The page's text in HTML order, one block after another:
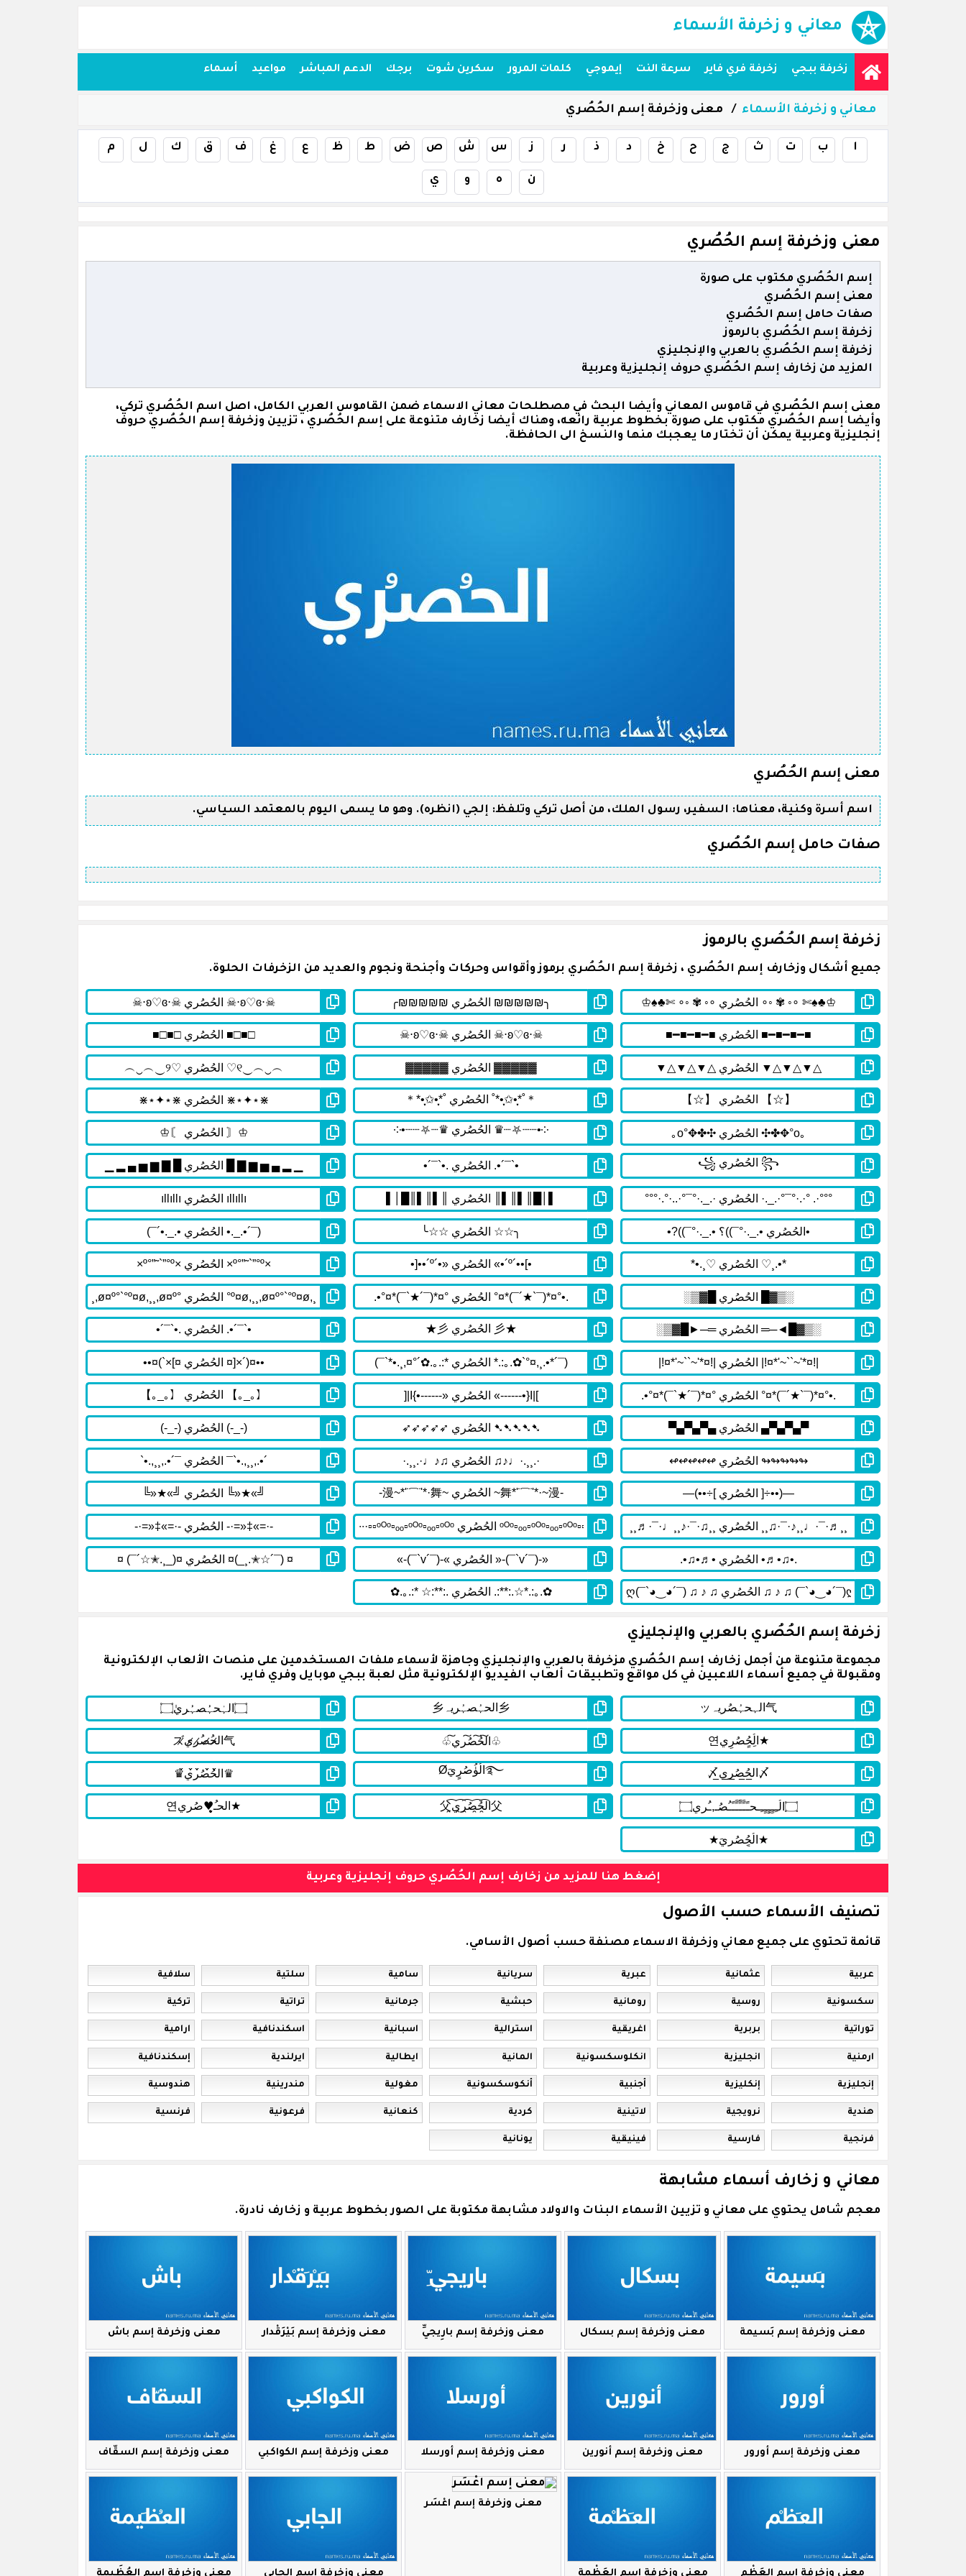
معاني و زخرفة الأسماء
زخرفة ببجي زخرفة فري فاير سرعة النت إيموجي كلمات المرور سكرين شوت برجك الدعم المباشر مواعيد أسماء
معاني و زخرفة الأسماء معنى وزخرفة إسم الحُصُري
ا ب ت ث ج ح خ د ذ ر ز س ش ص ض ط ظ ع غ ف ق ك ل م
ن ه و ي
معنى وزخرفة إسم الحُصُري
إسم الحُصُري مكتوب على صورة
معنى إسم الحُصُري
صفات حامل إسم الحُصُري
زخرفة إسم الحُصُري بالرموز
زخرفة إسم الحُصُري بالعربي والإنجليزي
المزيد من زخارف إسم الحُصُري حروف إنجليزية وعربية
معنى إسم الحُصُري في قاموس المعاني وأيضا البحث في مصطلحات معاني الاسماء ضمن القاموس العربي الكامل، اصل اسم الحُصُري تركي،
وأيضا إسم الحُصُري مكتوب على صورة بخطوط عربية رائعه، وهناك أيضا زخارف متنوعة على إسم الحُصُري ، تزيين وزخرفة إسم الحُصُري حروف
إنجليزية وعربية يمكن أن تختار ما يعجبك منها والنسخ الى الحافظة.
معنى إسم الحُصُري
اسم أسرة وكنية، معناها: السفير، رسول الملك، من أصل تركي وتلفظ: إلجي (انظره). وهو ما يسمى اليوم بالمعتمد السياسي.
صفات حامل إسم الحُصُري
زخرفة إسم الحُصُري بالرموز
جميع أشكال وزخارف إسم الحُصُري ، زخرفة إسم الحُصُري برموز وأقواس وحركات وأجنحة ونجوم والعديد من الزخرفات الحلوة.
زخرفة إسم الحُصُري بالعربي والإنجليزي
مجموعة متنوعة من أجمل زخارف إسم الحُصُري مزخرفة بالعربي والإنجليزي وجاهزة لأسماء ملفات المستخدمين على منصات الألعاب الإلكترونية
ومقبولة في جميع أسماء اللاعبين في كل مواقع وتطبيقات ألعاب الفيديو الإلكترونية مثل لعبة ببجي موبايل وفري فاير.
إضغط هنا للمزيد من زخارف إسم الحُصُري حروف إنجليزية وعربية
تصنيف الأسماء حسب الأصول
قائمة تحتوي على جميع معاني وزخرفة الاسماء مصنفة حسب أصول الأسامي.
عربية عثمانية عبرية سريانية سامية سلتية سلافية
سكسونية روسية رومانية حبشية جرمانية تراتية تركية
توراتية بربرية اغريقية استرالية اسبانية اسكندنافية ارامية
ارمنية انجليزية انكلوسكسونية المانية ايطالية ايرلندية إسكندنافية
إنجليزية إنكليزية أجنبية أنكوسكسونية مغولية مندرينية هندوسية
هندية نرويجية لاتينية كردية كنعانية فرعونية فرنسية
فرنجية فارسية فينيقية يونانية
معاني و زخارف أسماء مشابهة
معجم شامل يحتوي على معاني و تزيين الأسماء البنات والاولاد مشابهة مكتوبة على الصور بخطوط عربية و زخارف نادرة.
معنى وزخرفة إسم بَسيمة معنى وزخرفة إسم بسكال معنى وزخرفة إسم بارِيجيِّ معنى وزخرفة إسم بَيْرَقْدار معنى وزخرفة إسم باش
معنى وزخرفة إسم أورور معنى وزخرفة إسم أنورين معنى وزخرفة إسم أورسلا معنى وزخرفة إسم الكواكبي معنى وزخرفة إسم السقّاف
معنى وزخرفة إسم العَظْم معنى وزخرفة إسم العَظْمة
معنى وزخرفة إسم اعْسَر
معنى وزخرفة إسم الجابي معنى وزخرفة إسم العُظَيمة